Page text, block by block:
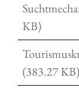
KB)
(383.27 KB)